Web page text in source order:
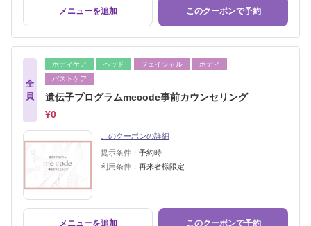
メニューを追加 このクーポンで予約
全
員
ボディケア ヘッド フェイシャル
ボディ
バストケア
遺伝子プログラムmecode事前カウンセリング
¥0
このクーポンの詳細
提示条件： 予約時
利用条件： 再来者様限定
メニューを追加 このクーポンで予約